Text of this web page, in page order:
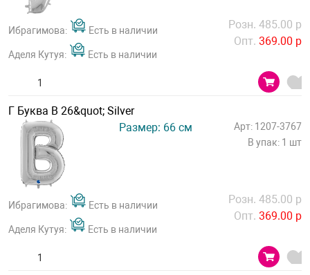
Ибрагимова: Есть в наличии
Аделя Кутуя: Есть в наличии
Розн. 485.00 р
Опт. 369.00 р
Г Буква В 26&quot; Silver
Размер: 66 см
Арт: 1207-3767
В упак: 1 шт
Ибрагимова: Есть в наличии
Аделя Кутуя: Есть в наличии
Розн. 485.00 р
Опт. 369.00 р